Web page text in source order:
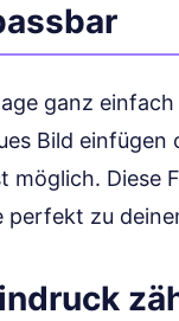
ganz
Bild
möglich. Diese
perfekt zu